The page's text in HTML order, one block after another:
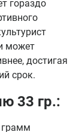
гораздо
может
достигая
срок.
33 гр.: